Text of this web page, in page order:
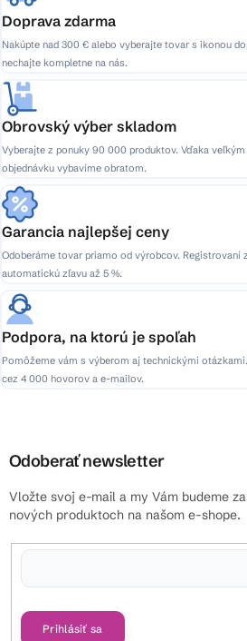
Doprava zdarma
Nakúpte nad 300 € alebo vyberajte tovar s ikonou
nechajte kompletne na nás.
Obrovský výber skladom
Vyberajte z ponuky 90 000 produktov. Vďaka
objednávku vybavíme obratom.
Garancia najlepšej ceny
Odoberáme tovar priamo od výrobcov. Registrovaní
automatickú zľavu až 5 %.
Podpora, na ktorú je spoľah
Pomôžeme vám s výberom aj technickými
cez 4 000 hovorov a e-mailov.
Odoberať newsletter
Vložte svoj e-mail a my Vám budeme
nových produktoch na našom e-shope.
Prihlásiť sa